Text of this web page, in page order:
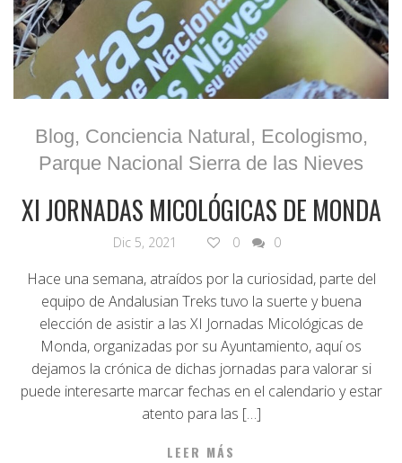
Blog, Conciencia Natural , Ecologismo,
Parque Nacional Sierra de las Nieves
XI JORNADAS MICOLÓGICAS DE MONDA
Dic 5, 2021 0 0
Hace una semana, atraídos por la curiosidad, parte del
equipo de Andalusian Treks tuvo la suerte y buena
elección de asistir a las XI Jornadas Micológicas de
Monda, organizadas por su Ayuntamiento, aquí os
dejamos la crónica de dichas jornadas para valorar si
puede interesarte marcar fechas en el calendario y estar
atento para las […]
LEER MÁS